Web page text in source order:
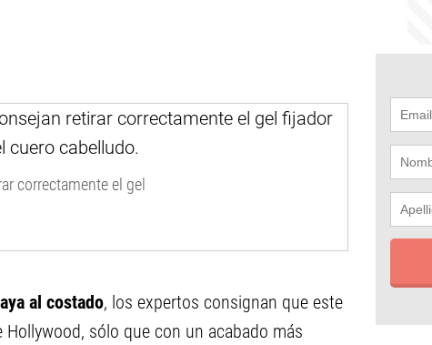
correctamente el gel
al costado, los expertos consignan que este
sólo que con un acabado más